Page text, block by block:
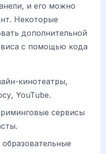
и его можно
Некоторые
дополнительной
с помощью кода
кинотеатры,
YouTube.
сервисы